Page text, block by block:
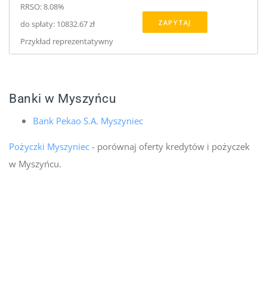
RRSO: 8.08%
do spłaty: 10832.67 zł
Przykład reprezentatywny
ZAPYTAJ
Banki w Myszyńcu
Bank Pekao S.A. Myszyniec
Pożyczki Myszyniec- porównaj oferty kredytów i pożyczek
w Myszyńcu.